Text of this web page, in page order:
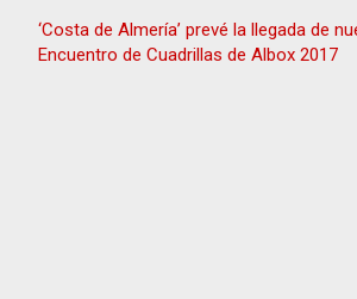
Navegación
‘Costa de Almería’ prevé la llegada de
Encuentro de Cuadrillas de Albox 2017